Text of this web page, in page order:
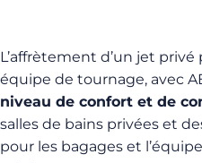
L’affrètement d’un jet
équipe de tournage, avec
niveau de confort et de
salles de bains privées et
pour les bagages et